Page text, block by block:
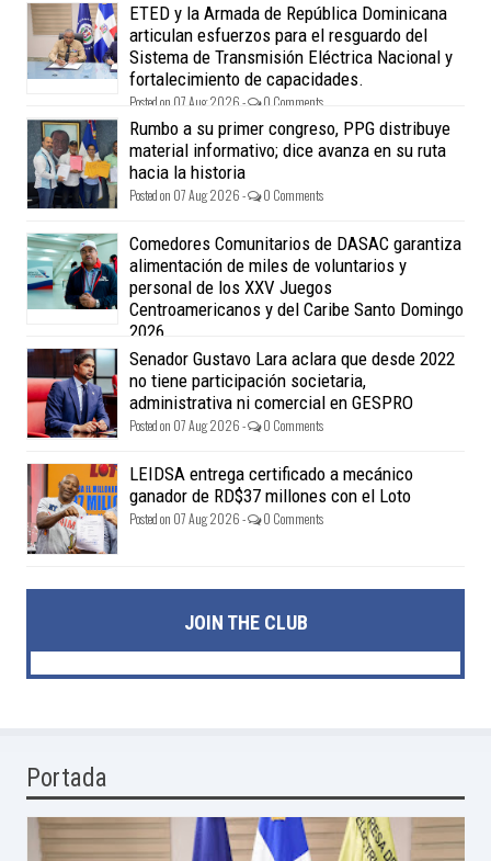
ETED y la Armada de República Dominicana
articulan esfuerzos para el resguardo del
Sistema de Transmisión Eléctrica Nacional y
fortalecimiento de capacidades.
Posted on 07 Aug 2026 - 0 Comments
Rumbo a su primer congreso, PPG distribuye
material informativo; dice avanza en su ruta
hacia la historia
Posted on 07 Aug 2026 - 0 Comments
Comedores Comunitarios de DASAC garantiza
alimentación de miles de voluntarios y
personal de los XXV Juegos
Centroamericanos y del Caribe Santo Domingo
2026
Posted on 07 Aug 2026 - 0 Comments
Senador Gustavo Lara aclara que desde 2022
no tiene participación societaria,
administrativa ni comercial en GESPRO
Posted on 07 Aug 2026 - 0 Comments
LEIDSA entrega certificado a mecánico
ganador de RD$37 millones con el Loto
Posted on 07 Aug 2026 - 0 Comments
JOIN THE CLUB
Portada